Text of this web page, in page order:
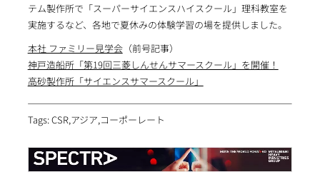
テム製作所で「スーパーサイエンスハイスクール」理科教室を
実施するなど、各地で夏休みの体験学習の場を提供しました。
本社 ファミリー見学会（前号記事）
神戸造船所「第19回三菱しんせんサマースクール」を開催！
高砂製作所「サイエンスサマースクール」
Tags: CSR,アジア,コーポーレート